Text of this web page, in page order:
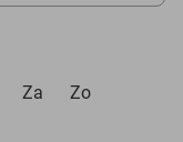
Za Zo